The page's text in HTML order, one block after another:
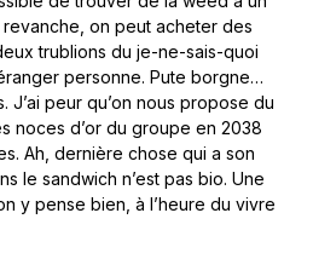
on peut acheter des
trublions du je-ne-sais-quoi
personne. Pute borgne…
J’ai peur qu’on nous propose du
noces d’or du groupe en 2038
Ah, dernière chose qui a son
le sandwich n’est pas bio. Une
y pense bien, à l’heure du vivre